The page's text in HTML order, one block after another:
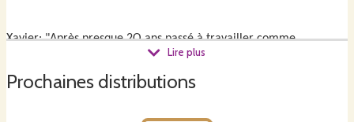
Xavier: "Après presque 2O ans passé à travailler comme
technicien frigoriste, j'ai également eu cette envie de changer de
cap. J'ai rejoint Lauriane sur l'exploitation en janvier 2021 à
Lire plus
Prochaines distributions